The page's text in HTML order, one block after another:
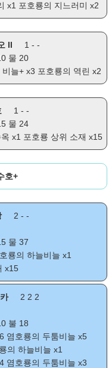
x1 포호룡의 지느러미 x2
II
1 - -
물 20
비늘+ x3 포호룡의 역린 x2
1 - -
물 24
x1 포호룡 상위 소재 x15
호+
2 - -
물 37
룡의 하늘비늘 x1
x15
2 2 2
불 18
염호룡의 두툼비늘 x5
의 하늘비늘 x1
염호룡의 두툼비늘 x3